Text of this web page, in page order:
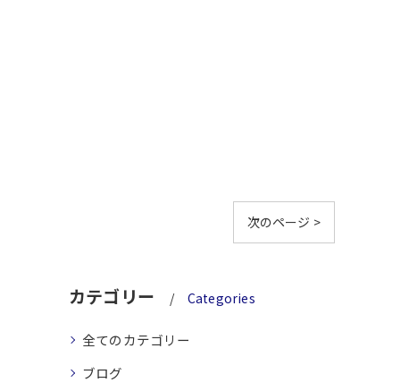
次のページ >
カテゴリー Categories
全てのカテゴリー
ブログ